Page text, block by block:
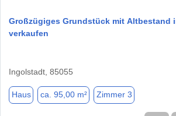
Großzügiges Grundstück mit Altbestand
verkaufen
Ingolstadt, 85055
Haus ca. 95,00 m² Zimmer 3